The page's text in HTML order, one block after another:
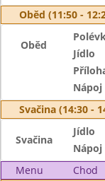
Oběd (11:50 -
Oběd
Jídlo
Nápoj
Svačina (14:30 -
Svačina
Jídlo
Nápoj
Menu
Chod